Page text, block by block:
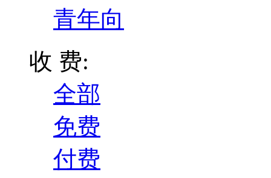
青年向
收 费:
全部
免费
付费